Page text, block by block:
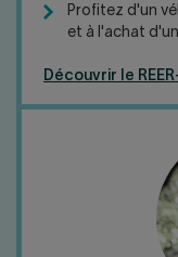
Profitez d'un
et à l'achat
Découvrir le